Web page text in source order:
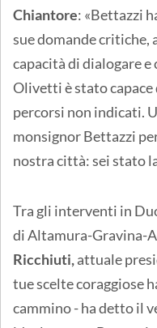
Chiantore: «Bettazzi
sue domande critiche,
capacità di dialogare
Olivetti è stato
percorsi non indicati.
monsignor Bettazzi
nostra città: sei stato
Tra gli interventi in
di Altamura-Gravina-
Ricchiuti,attuale
tue scelte coraggiose
cammino - ha detto il